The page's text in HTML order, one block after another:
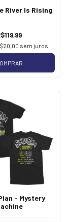
River Is Rising
sem juros
- Mystery